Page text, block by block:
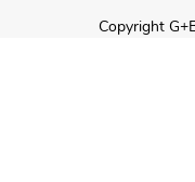
Copyright